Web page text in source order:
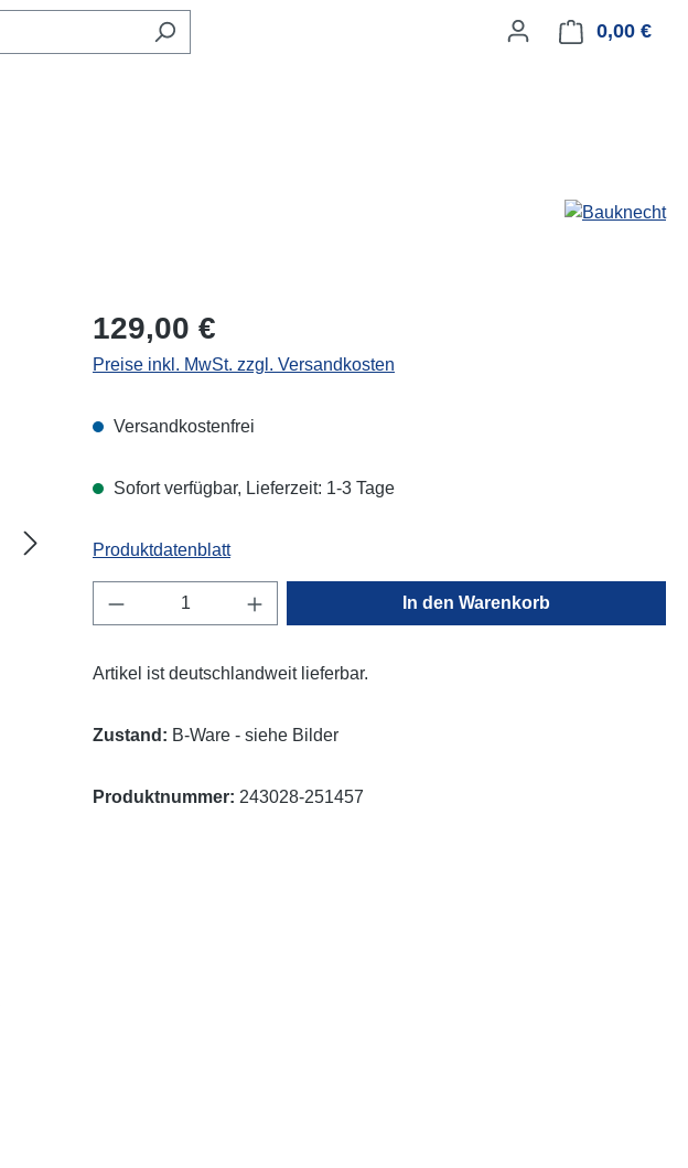
0,00 €
Regulärer Preis:
129,00 €
Preise inkl. MwSt. zzgl. Versandkosten
Versandkostenfrei
Sofort verfügbar, Lieferzeit: 1-3 Tage
Produktdatenblatt
Produkt Anzahl: Gib den gewünschten Wert ein
In den Warenkorb
Artikel ist deutschlandweit lieferbar.
Zustand: B-Ware - siehe Bilder
Produktnummer: 243028-251457